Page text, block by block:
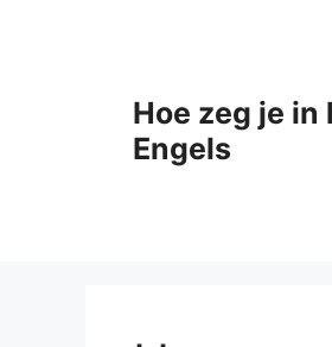
Hoe zeg je in
Engels